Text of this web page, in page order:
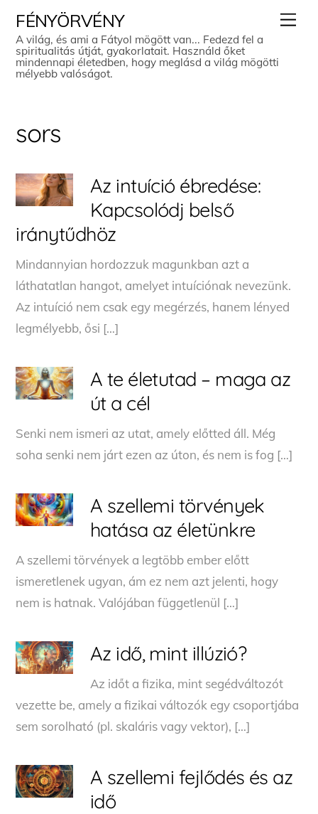
content
FÉNYÖRVÉNY
A világ, és ami a Fátyol mögött van... Fedezd fel a
spiritualitás útját, gyakorlatait. Használd őket
mindennapi életedben, hogy meglásd a világ mögötti
mélyebb valóságot.
sors
Az intuíció ébredése:
Kapcsolódj belső
iránytűdhöz
Mindannyian hordozzuk magunkban azt a
láthatatlan hangot, amelyet intuíciónak nevezünk.
Az intuíció nem csak egy megérzés, hanem lényed
legmélyebb, ősi […]
A te életutad – maga az
út a cél
Senki nem ismeri az utat, amely előtted áll. Még
soha senki nem járt ezen az úton, és nem is fog […]
A szellemi törvények
hatása az életünkre
A szellemi törvények a legtöbb ember előtt
ismeretlenek ugyan, ám ez nem azt jelenti, hogy
nem is hatnak. Valójában függetlenül […]
Az idő, mint illúzió?
Az időt a fizika, mint segédváltozót
vezette be, amely a fizikai változók egy csoportjába
sem sorolható (pl. skaláris vagy vektor), […]
A szellemi fejlődés és az
idő